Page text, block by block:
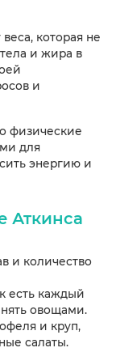
которая не
и жира в
и
физические
для
энергию и
Аткинса
и количество
есть каждый
овощами.
и круп,
салаты.